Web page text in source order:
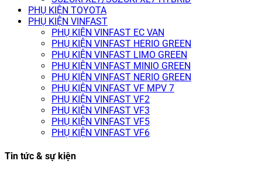
PHỤ KIỆN TOYOTA
PHỤ KIỆN VINFAST
PHỤ KIỆN VINFAST EC VAN
PHỤ KIỆN VINFAST HERIO GREEN
PHỤ KIỆN VINFAST LIMO GREEN
PHỤ KIỆN VINFAST MINIO GREEN
PHỤ KIỆN VINFAST NERIO GREEN
PHỤ KIỆN VINFAST VF MPV 7
PHỤ KIỆN VINFAST VF2
PHỤ KIỆN VINFAST VF3
PHỤ KIỆN VINFAST VF5
PHỤ KIỆN VINFAST VF6
Tin tức & sự kiện